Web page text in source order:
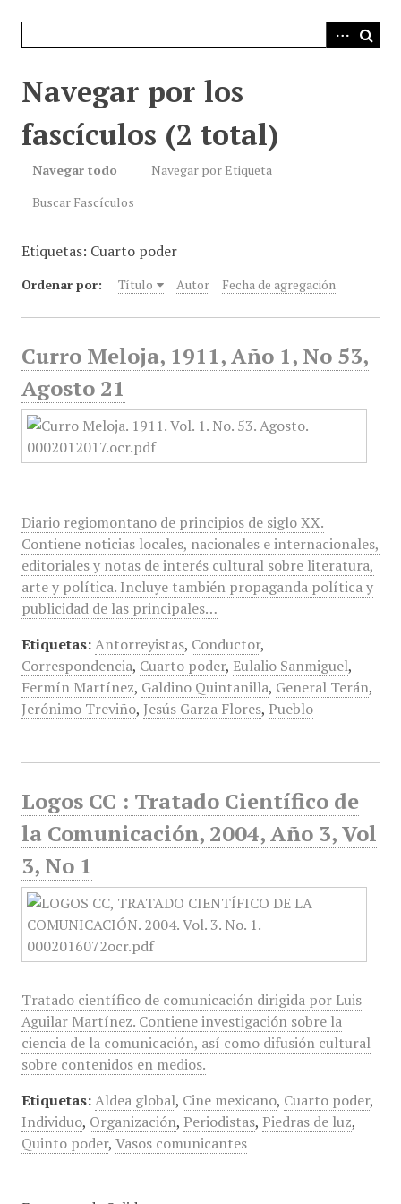
Navegar por los
fascículos (2 total)
Navegar todo
Navegar por Etiqueta
Buscar Fascículos
Etiquetas: Cuarto poder
Ordenar por: Título Autor Fecha de agregación
Curro Meloja, 1911, Año 1, No 53,
Agosto 21
Diario regiomontano de principios de siglo XX.
Contiene noticias locales, nacionales e internacionales,
editoriales y notas de interés cultural sobre literatura,
arte y política. Incluye también propaganda política y
publicidad de las principales…
Etiquetas: Antorreyistas, Conductor,
Correspondencia, Cuarto poder, Eulalio Sanmiguel,
Fermín Martínez, Galdino Quintanilla, General Terán,
Jerónimo Treviño, Jesús Garza Flores, Pueblo
Logos CC : Tratado Científico de
la Comunicación, 2004, Año 3, Vol
3, No 1
Tratado científico de comunicación dirigida por Luis
Aguilar Martínez. Contiene investigación sobre la
ciencia de la comunicación, así como difusión cultural
sobre contenidos en medios.
Etiquetas: Aldea global, Cine mexicano, Cuarto poder,
Individuo, Organización, Periodistas, Piedras de luz,
Quinto poder, Vasos comunicantes